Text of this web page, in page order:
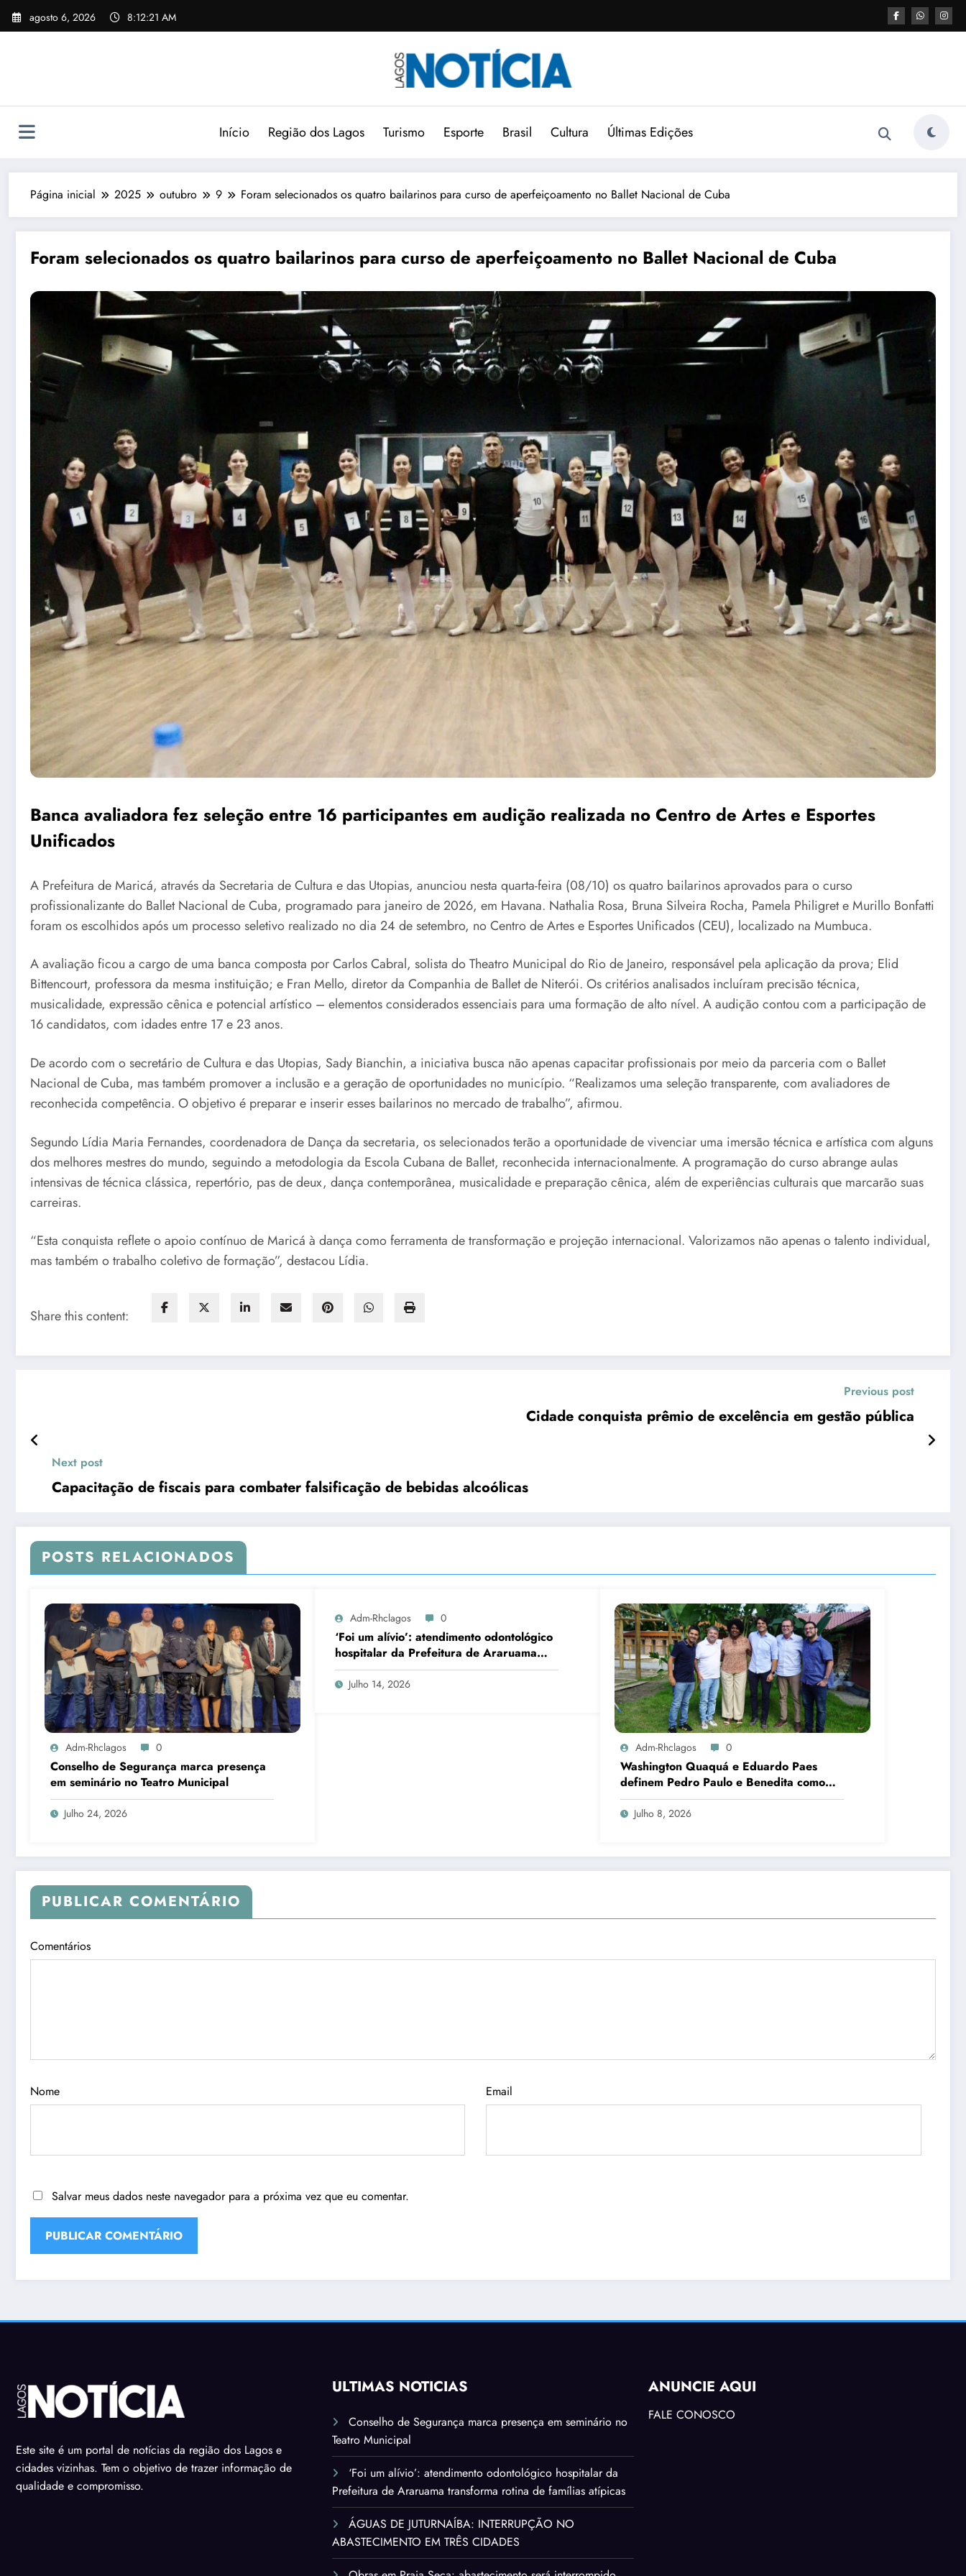
agosto 6, 2026 8:12:23 AM
Início Região dos Lagos Turismo Esporte Brasil Cultura Últimas Edições
Página inicial 2025 outubro 9 Foram selecionados os quatro bailarinos para curso de aperfeiçoamento no Ballet Nacional de Cuba
Foram selecionados os quatro bailarinos para curso de aperfeiçoamento no Ballet Nacional de Cuba
Banca avaliadora fez seleção entre 16 participantes em audição realizada no Centro de Artes e Esportes
Unificados
A Prefeitura de Maricá, através da Secretaria de Cultura e das Utopias, anunciou nesta quarta-feira (08/10) os quatro bailarinos aprovados para o curso
profissionalizante do Ballet Nacional de Cuba, programado para janeiro de 2026, em Havana. Nathalia Rosa, Bruna Silveira Rocha, Pamela Philigret e Murillo Bonfatti
foram os escolhidos após um processo seletivo realizado no dia 24 de setembro, no Centro de Artes e Esportes Unificados (CEU), localizado na Mumbuca.
A avaliação ficou a cargo de uma banca composta por Carlos Cabral, solista do Theatro Municipal do Rio de Janeiro, responsável pela aplicação da prova; Elid
Bittencourt, professora da mesma instituição; e Fran Mello, diretor da Companhia de Ballet de Niterói. Os critérios analisados incluíram precisão técnica,
musicalidade, expressão cênica e potencial artístico – elementos considerados essenciais para uma formação de alto nível. A audição contou com a participação de
16 candidatos, com idades entre 17 e 23 anos.
De acordo com o secretário de Cultura e das Utopias, Sady Bianchin, a iniciativa busca não apenas capacitar profissionais por meio da parceria com o Ballet
Nacional de Cuba, mas também promover a inclusão e a geração de oportunidades no município. “Realizamos uma seleção transparente, com avaliadores de
reconhecida competência. O objetivo é preparar e inserir esses bailarinos no mercado de trabalho”, afirmou.
Segundo Lídia Maria Fernandes, coordenadora de Dança da secretaria, os selecionados terão a oportunidade de vivenciar uma imersão técnica e artística com alguns
dos melhores mestres do mundo, seguindo a metodologia da Escola Cubana de Ballet, reconhecida internacionalmente. A programação do curso abrange aulas
intensivas de técnica clássica, repertório, pas de deux, dança contemporânea, musicalidade e preparação cênica, além de experiências culturais que marcarão suas
carreiras.
“Esta conquista reflete o apoio contínuo de Maricá à dança como ferramenta de transformação e projeção internacional. Valorizamos não apenas o talento individual,
mas também o trabalho coletivo de formação”, destacou Lídia.
Share this content:
Previous post
Cidade conquista prêmio de excelência em gestão pública
Next post
Capacitação de fiscais para combater falsificação de bebidas alcoólicas
POSTS RELACIONADOS
Adm-Rhclagos 0
Conselho de Segurança marca presença
em seminário no Teatro Municipal
Julho 24, 2026
Adm-Rhclagos 0
‘Foi um alívio’: atendimento odontológico
hospitalar da Prefeitura de Araruama
transforma rotina de famílias atípicas
Julho 14, 2026
Adm-Rhclagos 0
Washington Quaquá e Eduardo Paes
definem Pedro Paulo e Benedita como
candidatos ao Senado no Rio
Julho 8, 2026
PUBLICAR COMENTÁRIO
Comentários
Nome Email
Salvar meus dados neste navegador para a próxima vez que eu comentar.
Este site é um portal de notícias da região dos Lagos e
cidades vizinhas. Tem o objetivo de trazer informação de
qualidade e compromisso.
ÚLTIMAS NOTÍCIAS
Conselho de Segurança marca presença em seminário no
Teatro Municipal
‘Foi um alívio’: atendimento odontológico hospitalar da
Prefeitura de Araruama transforma rotina de famílias atípicas
ÁGUAS DE JUTURNAÍBA: INTERRUPÇÃO NO
ABASTECIMENTO EM TRÊS CIDADES
ANUNCIE AQUI
FALE CONOSCO